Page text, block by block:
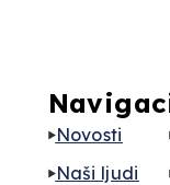
Novosti
Naši ljudi